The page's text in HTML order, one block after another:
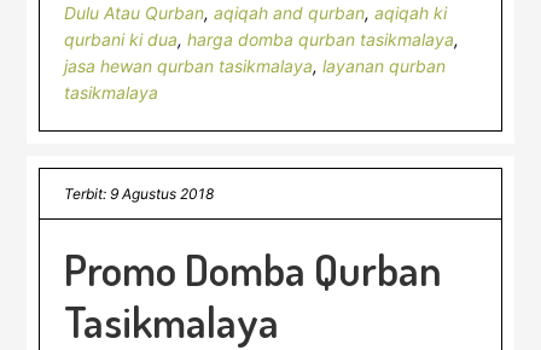
Dulu Atau Qurban,aqiqah and qurban,aqiqah ki
qurbani ki dua,harga domba qurban tasikmalaya,
jasa hewan qurban tasikmalaya,layanan qurban
tasikmalaya
Terbit: 9 Agustus 2018
Promo Domba Qurban
Tasikmalaya